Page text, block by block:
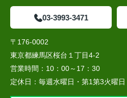
03-3993-3471
〒176-0002
東京都練馬区桜台１丁目4-2
営業時間： 10：00～17：30
定休日： 毎週水曜日・第1第3火曜日